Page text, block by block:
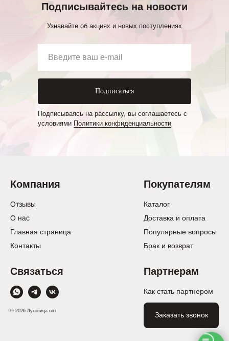
Подписывайтесь на новости
Узнавайте об акциях и новых поступлениях
Подписаться
Подписываясь на рассылку, вы соглашаетесь с
условиями Политики конфиденциальности
Компания Покупателям
Партнерам
О нас
Главная страница
Контакты
Каталог
Доставка и оплата
Популярные вопросы
Брак и возврат
Как стать партнером
Заказать звонок
© 2026 Луковица-опт
Отзывы
Связаться